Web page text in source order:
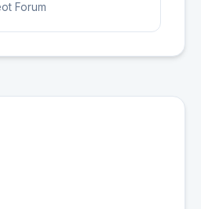
Forum